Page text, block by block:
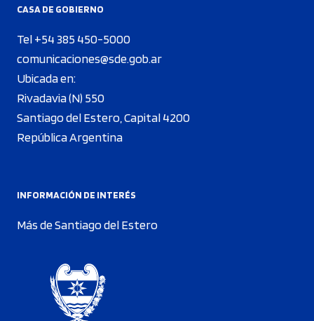
CASA DE GOBIERNO
Tel +54 385 450-5000
comunicaciones@sde.gob.ar
Ubicada en:
Rivadavia (N) 550
Santiago del Estero, Capital 4200
República Argentina
INFORMACIÓN DE INTERÉS
Más de Santiago del Estero